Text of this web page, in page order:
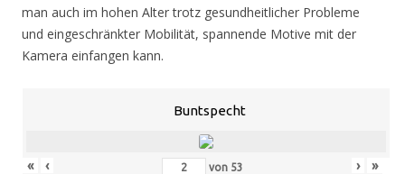
man auch im hohen Alter trotz gesundheitlicher Probleme
und eingeschränkter Mobilität, spannende Motive mit der
Kamera einfangen kann.
Buntspecht
« ‹ von 53 › »